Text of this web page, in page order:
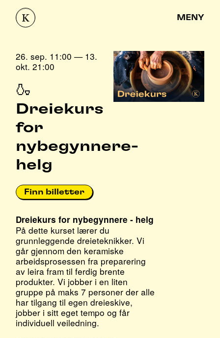
MENY
26. sep. 11:00 — 13.
okt. 21:00
🍶
Dreiekurs
for
nybegynnere-
helg
Finn billetter
Dreiekurs for nybegynnere - helg
På dette kurset lærer du
grunnleggende dreieteknikker. Vi
går gjennom den keramiske
arbeidsprosessen fra preparering
av leira fram til ferdig brente
produkter. Vi jobber i en liten
gruppe på maks 7 personer der alle
har tilgang til egen dreieskive,
jobber i sitt eget tempo og får
individuell veiledning.